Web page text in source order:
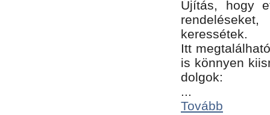
Újítás, hogy
keressétek.
Itt
is könnyen
dolgok:
...
Tovább